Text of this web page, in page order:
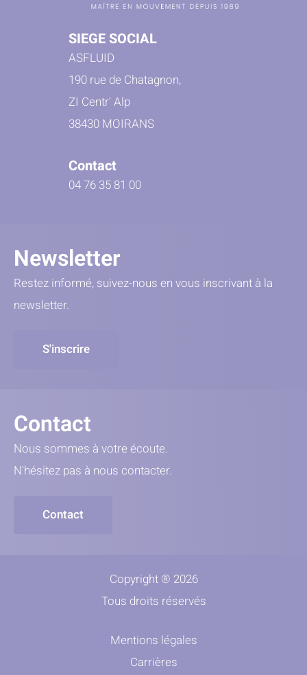
SIEGE SOCIAL
ASFLUID
190 rue de Chatagnon,
ZI Centr' Alp
38430 MOIRANS
Contact
04 76 35 81 00
Newsletter
Restez informé, suivez-nous en vous inscrivant à la
newsletter.
S'inscrire
Contact
Nous sommes à votre écoute.
N'hésitez pas à nous contacter.
Contact
Copyright ® 2026
Tous droits réservés
Mentions légales
Carrières